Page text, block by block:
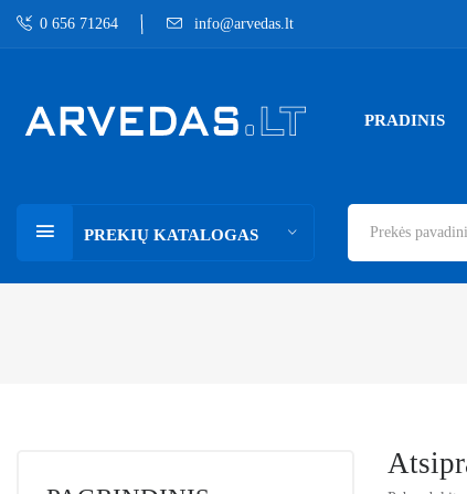
0 656 71264 info@arvedas.lt
PRADINIS
PREKIŲ KATALOGAS